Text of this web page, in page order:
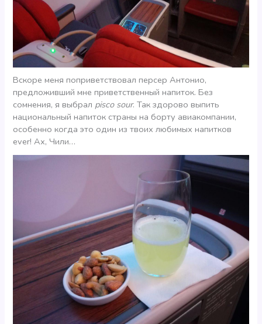
Вскоре меня поприветствовал персер Антонио,
предложивший мне приветственный напиток. Без
сомнения, я выбрал pisco sour. Так здорово выпить
национальный напиток страны на борту авиакомпании,
особенно когда это один из твоих любимых напитков
ever! Ах, Чили…